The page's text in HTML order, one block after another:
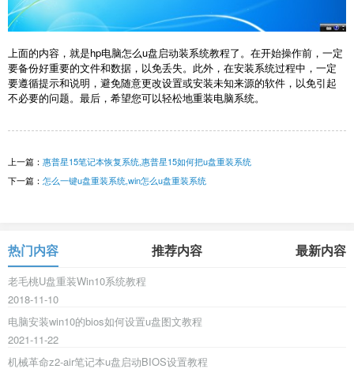
上面的内容，就是hp电脑怎么u盘启动装系统教程了。在开始操作前，一定
要备份好重要的文件和数据，以免丢失。此外，在安装系统过程中，一定
要遵循提示和说明，避免随意更改设置或安装未知来源的软件，以免引起
不必要的问题。最后，希望您可以轻松地重装电脑系统。
上一篇： 惠普星15笔记本恢复系统,惠普星15如何把u盘重装系统
下一篇： 怎么一键u盘重装系统,win怎么u盘重装系统
热门内容 推荐内容 最新内容
老毛桃U盘重装Win10系统教程
2018-11-10
电脑安装win10的bios如何设置u盘图文教程
2021-11-22
机械革命z2-air笔记本u盘启动BIOS设置教程